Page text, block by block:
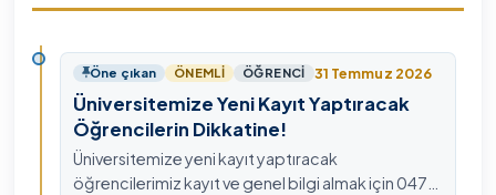
Öne çıkan ÖNEMLI ÖĞRENCI 31 Temmuz 2026
Üniversitemize Yeni Kayıt Yaptıracak
Öğrencilerin Dikkatine!
Üniversitemize yeni kayıt yaptıracak
öğrencilerimiz kayıt ve genel bilgi almak için 0478